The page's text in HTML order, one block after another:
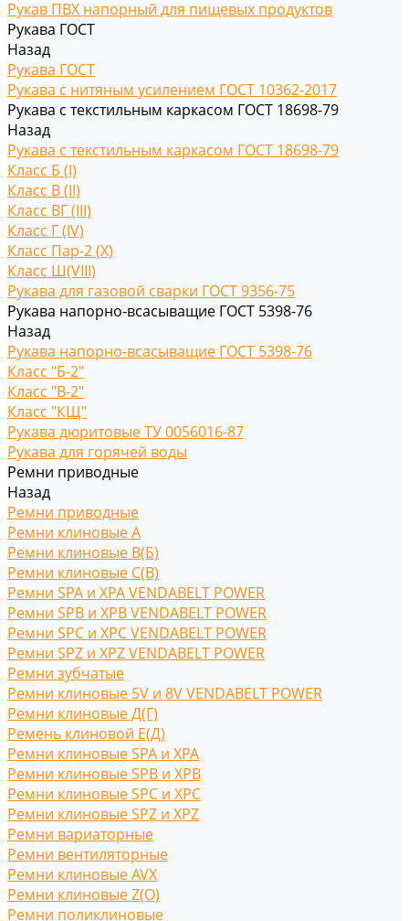
Рукав ПВХ напорный для пищевых продуктов
Рукава ГОСТ
Назад
Рукава ГОСТ
Рукава с нитяным усилением ГОСТ 10362-2017
Рукава с текстильным каркасом ГОСТ 18698-79
Назад
Рукава с текстильным каркасом ГОСТ 18698-79
Класс Б (I)
Класс В (II)
Класс ВГ (III)
Класс Г (IV)
Класс Пар-2 (X)
Класс Ш(VIII)
Рукава для газовой сварки ГОСТ 9356-75
Рукава напорно-всасыващие ГОСТ 5398-76
Назад
Рукава напорно-всасыващие ГОСТ 5398-76
Класс "Б-2"
Класс "В-2"
Класс "КЩ"
Рукава дюритовые ТУ 0056016-87
Рукава для горячей воды
Ремни приводные
Назад
Ремни приводные
Ремни клиновые A
Ремни клиновые В(Б)
Ремни клиновые С(B)
Ремни SPA и XPA VENDABELT POWER
Ремни SPB и XPB VENDABELT POWER
Ремни SPC и XPC VENDABELT POWER
Ремни SPZ и XPZ VENDABELT POWER
Ремни зубчатые
Ремни клиновые 5V и 8V VENDABELT POWER
Ремни клиновые Д(Г)
Ремень клиновой Е(Д)
Ремни клиновые SPA и XPA
Ремни клиновые SPB и XPB
Ремни клиновые SPC и XPC
Ремни клиновые SPZ и XPZ
Ремни вариаторные
Ремни вентиляторные
Ремни клиновые AVX
Ремни клиновые Z(O)
Ремни поликлиновые